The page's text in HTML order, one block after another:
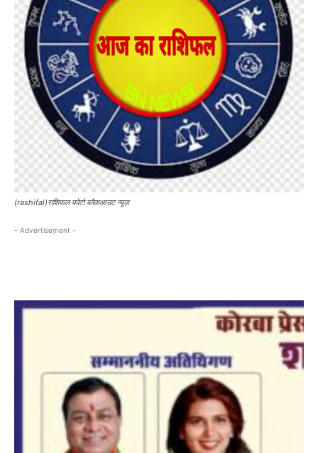
(rashifal)राशिफल फोटो ब्लैकआउट न्यूज़
- Advertisement -